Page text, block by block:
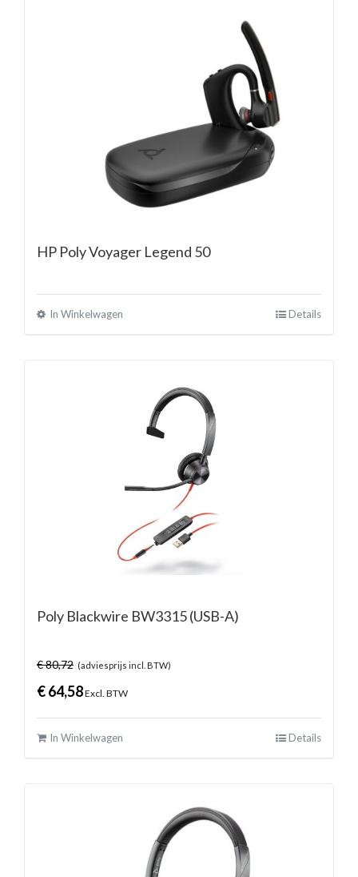
HP Poly Voyager Legend 50
In Winkelwagen Details
Poly Blackwire BW3315 (USB-A)
€80,72 (adviesprijs incl. BTW)
€64,58Excl. BTW
In Winkelwagen Details